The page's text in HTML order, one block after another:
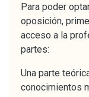
Para poder
oposición,
acceso a la
partes:
Una parte
conocimientos